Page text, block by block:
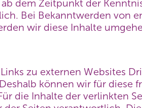
dem Zeitpunkt der
Bei Bekanntwerden von
wir diese Inhalte
zu externen Websites
können wir für diese
die Inhalte der verlinkten